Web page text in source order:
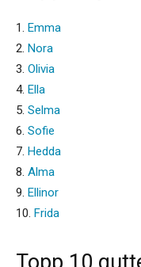
1. Emma
2. Nora
3. Olivia
4. Ella
5. Selma
6. Sofie
7. Hedda
8. Alma
9. Ellinor
10. Frida